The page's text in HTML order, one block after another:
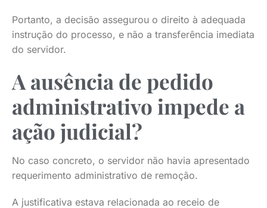
Portanto, a decisão assegurou o direito à adequada
instrução do processo, e não a transferência imediata
do servidor.
A ausência de pedido
administrativo impede a
ação judicial?
No caso concreto, o servidor não havia apresentado
requerimento administrativo de remoção.
A justificativa estava relacionada ao receio de